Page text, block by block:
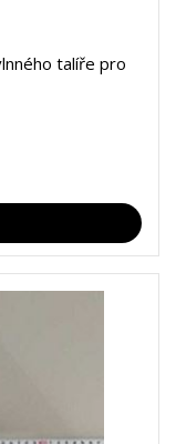
talíře pro